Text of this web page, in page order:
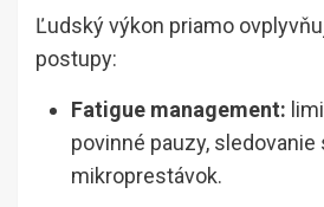
Ľudský výkon priamo
postupy:
Fatigue management:
povinné pauzy, sledovanie
mikroprestávok.